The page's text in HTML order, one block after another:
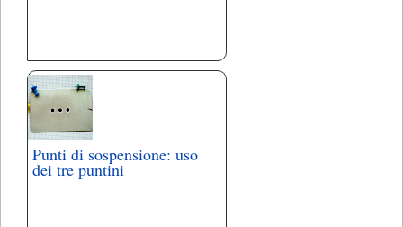
Punti di sospensione: uso
dei tre puntini